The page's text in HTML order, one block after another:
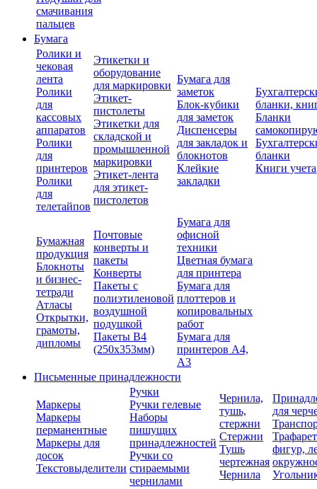
смачивания
пальцев
Бумага
Ролики и
чековая
лента
Ролики
для
кассовых
аппаратов
Ролики
для
принтеров
Ролики
для
телетайпов
Этикетки и
оборудование
для маркировки
Этикет-
пистолеты
Этикетки для
складской и
промышленной
маркировки
Этикет-лента
для этикет-
пистолетов
Бумага для
заметок
Блок-кубики
для заметок
Диспенсеры
для закладок и
блокнотов
Клейкие
закладки
бланки,
Бланки
бланки
Книги учета
Бумажная
продукция
Блокноты
и бизнес-
тетради
Атласы
Открытки,
грамоты,
дипломы
Почтовые
конверты и
пакеты
Конверты
Пакеты с
полиэтиленовой
воздушной
подушкой
Пакеты В4
(250х353мм)
Бумага для
офисной
техники
Цветная бумага
для принтера
Бумага для
плоттеров и
копировальных
работ
Бумага для
принтеров А4,
А3
Письменные принадлежности
Маркеры
Маркеры
перманентные
Маркеры для
досок
Текстовыделители
Ручки
Ручки гелевые
Наборы
пишущих
принадлежностей
Ручки со
стираемыми
чернилами
Чернила,
тушь,
стержни
Стержни
Тушь
чертежная
Чернила
для
фигур,